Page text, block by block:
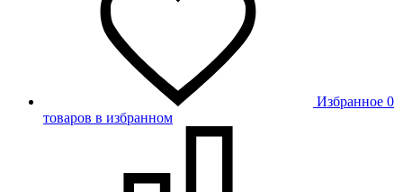
Избранное 0
товаров в избранном